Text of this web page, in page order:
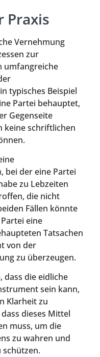
Praxis
Vernehmung
zur
umfangreiche
typisches Beispiel
Partei behauptet,
Gegenseite
keine schriftlichen
bei der eine Partei
zu Lebzeiten
die nicht
Fällen könnte
eine
Tatsachen
von der
zu überzeugen.
dass die eidliche
sein kann,
Klarheit zu
dieses Mittel
muss, um die
zu wahren und
schützen.